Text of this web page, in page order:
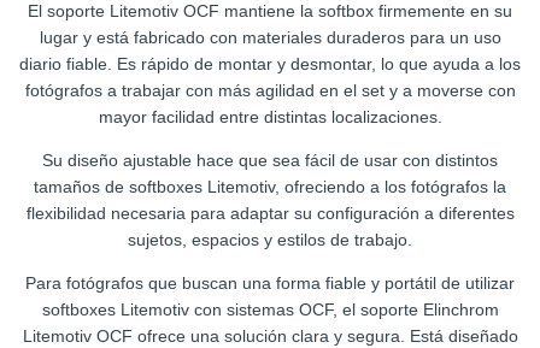
El soporte Litemotiv OCF mantiene la softbox firmemente en su
lugar y está fabricado con materiales duraderos para un uso
diario fiable. Es rápido de montar y desmontar, lo que ayuda a los
fotógrafos a trabajar con más agilidad en el set y a moverse con
mayor facilidad entre distintas localizaciones.
Su diseño ajustable hace que sea fácil de usar con distintos
tamaños de softboxes Litemotiv, ofreciendo a los fotógrafos la
flexibilidad necesaria para adaptar su configuración a diferentes
sujetos, espacios y estilos de trabajo.
Para fotógrafos que buscan una forma fiable y portátil de utilizar
softboxes Litemotiv con sistemas OCF, el soporte Elinchrom
Litemotiv OCF ofrece una solución clara y segura. Está diseñado